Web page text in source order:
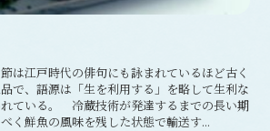
は江戸時代の俳句にも詠まれているほど古く
で、語源は「生を利用する」を略して生利な
ている。 冷蔵技術が発達するまでの長い期
く鮮魚の風味を残した状態で輸送す...